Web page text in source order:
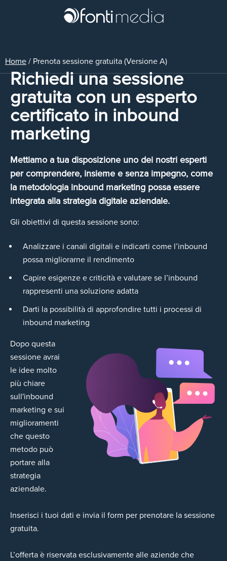
Home / Prenota sessione gratuita (Versione A)
Richiedi una sessione
gratuita con un esperto
certificato in inbound
marketing
Mettiamo a tua disposizione uno dei nostri esperti
per comprendere, insieme e senza impegno, come
la metodologia inbound marketing possa essere
integrata alla strategia digitale aziendale.
Gli obiettivi di questa sessione sono:
Analizzare i canali digitali e indicarti come l’inbound
possa migliorarne il rendimento
Capire esigenze e criticità e valutare se l’inbound
rappresenti una soluzione adatta
Darti la possibilità di approfondire tutti i processi di
inbound marketing
Dopo questa
sessione avrai
le idee molto
più chiare
sull'inbound
marketing e sui
miglioramenti
che questo
metodo può
portare alla
strategia
aziendale.
Inserisci i tuoi dati e invia il form per prenotare la sessione
gratuita.
L’offerta è riservata esclusivamente alle aziende che